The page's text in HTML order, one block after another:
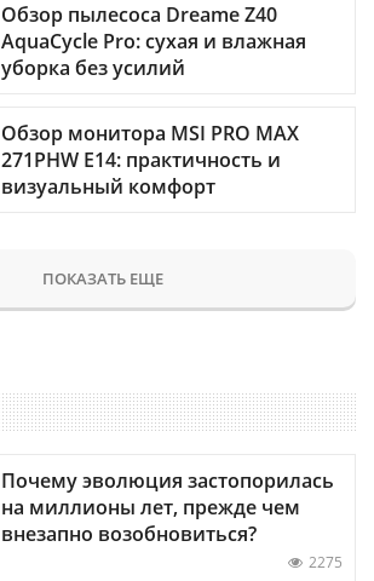
Обзор пылесоса Dreame Z40
AquaCycle Pro: сухая и влажная
уборка без усилий
Обзор монитора MSI PRO MAX
271PHW E14: практичность и
визуальный комфорт
ПОКАЗАТЬ ЕЩЕ
Почему эволюция застопорилась
на миллионы лет, прежде чем
внезапно возобновиться?
2275